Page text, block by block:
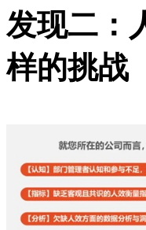
发现二：
样的挑战